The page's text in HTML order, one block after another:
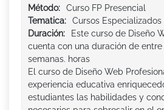
Método:
Curso FP Presencial
Tematica:
Cursos Especializados
Duración:
Este curso de Diseño
cuenta con una duración de
semanas. horas
El curso de Diseño Web
experiencia educativa
estudiantes las habilidades y